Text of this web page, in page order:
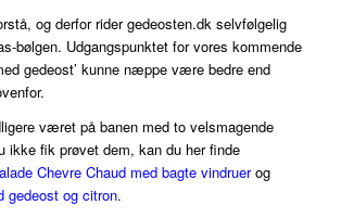
og derfor rider gedeosten.dk selvfølgelig
bølgen. Udgangspunktet for vores kommende
gedeost’ kunne næppe være bedre end
været på banen med to velsmagende
ikke fik prøvet dem, kan du her finde
Chevre Chaud med bagte vindruerog
og citron.